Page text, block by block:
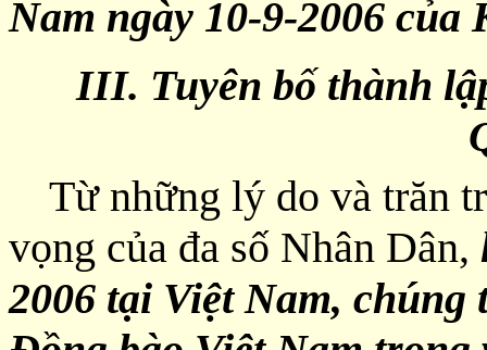
Nam ngày 10-9-2006 của
III. Tuyên bố thành
Từ những lý do và trăn
vọng của đa số Nhân Dân,
2006 tại Việt Nam,